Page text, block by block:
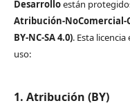
Desarrolloestán
Atribución-NoComercial-
BY-NC-SA 4.0). Esta
uso:
1. Atribución (BY)